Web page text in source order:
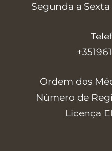
Segunda a Sexta
Ordem dos
Número de
Licença